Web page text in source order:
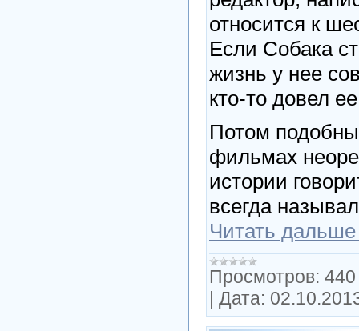
относится к
Если Собака
жизнь у нее
кто-то довел
Потом
фильмах
истории
всегда
Читать
Просмотров: 440
Дата: